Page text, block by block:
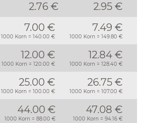
2.76 € 2.95 €
7.00 €
1000 Korn = 140.00 €
7.49 €
1000 Korn = 149.80 €
12.00 €
1000 Korn = 120.00 €
12.84 €
1000 Korn = 128.40 €
25.00 €
1000 Korn = 100.00 €
26.75 €
1000 Korn = 107.00 €
44.00 €
1000 Korn = 88.00 €
47.08 €
1000 Korn = 94.16 €